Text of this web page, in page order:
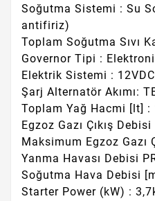
Soğutma Sistemi : Su
antifiriz)
Toplam Soğutma Sıvı
Governor Tipi :
Elektrik Sistemi : 12VDC
Şarj Alternatör Akımı:
Toplam Yağ Hacmi [lt] :
Egzoz Gazı Çıkış
Maksimum Egzoz Gazı
Yanma Havası Debisi
Soğutma Hava Debisi
Starter Power (kW) :